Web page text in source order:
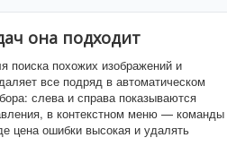
она подходит
поиска похожих изображений и
все подряд в автоматическом
слева и справа показываются
в контекстном меню — команды
цена ошибки высокая и удалять